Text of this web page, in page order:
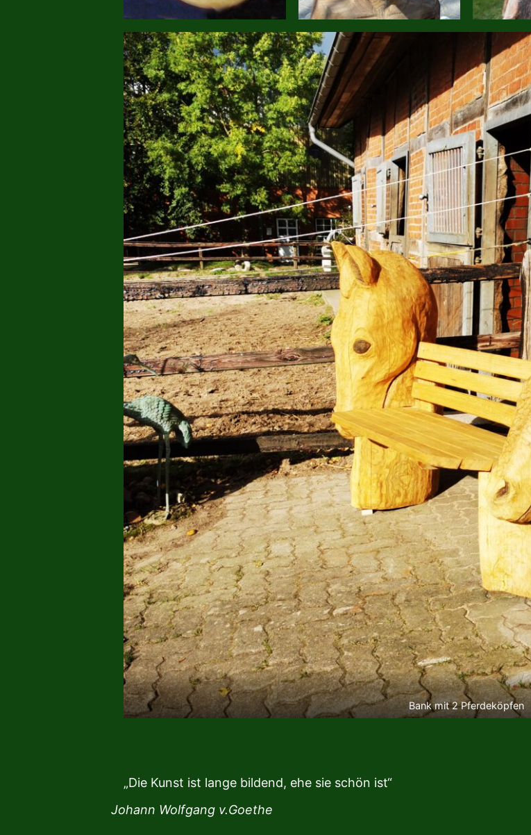
Bank mit 2 Pferdeköpfen
„Die Kunst ist lange bildend, ehe sie schön ist“
Johann Wolfgang v.Goethe